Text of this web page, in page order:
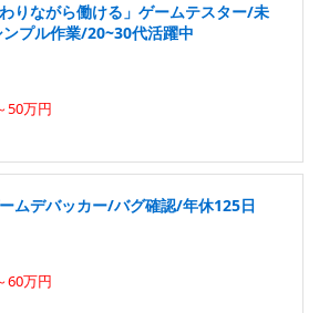
りながら働ける」ゲームテスター/未
プル作業/20~30代活躍中
50万円
ムデバッカー/バグ確認/年休125日
60万円